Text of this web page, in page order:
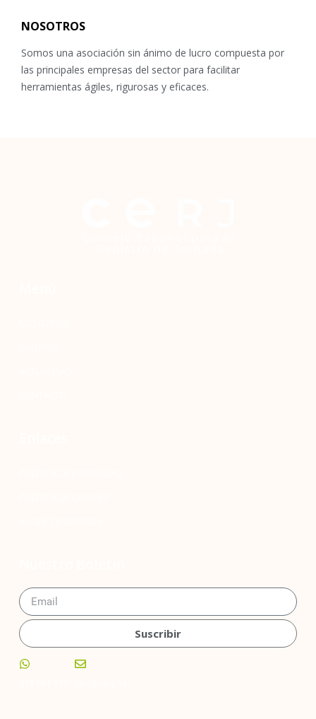
NOSOTROS
Somos una asociación sin ánimo de lucro compuesta por
las principales empresas del sector para facilitar
herramientas ágiles, rigurosas y eficaces.
Suscribir